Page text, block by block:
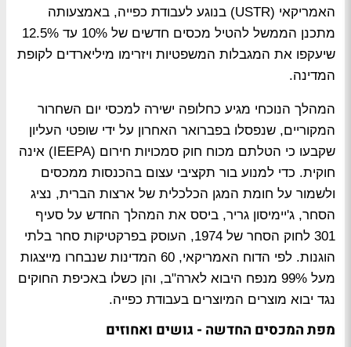
האמריקאי (USTR) בנוגע לעבודת כפייה, באמצעותה
מתכנן הממשל להטיל מכסים חדשים של 10% עד 12.5%
שיעקפו את המגבלות המשפטיות ויזרימו מיליארדים לקופת
המדינה.
המהלך הנוכחי מגיע כחלופה ישירה למכסי יום השחרור
המקוריים, שנפסלו בפברואר האחרון על ידי שופטי העליון
שקבעו כי הטלתם מכוח חוק סמכויות חירום (IEEPA) אינה
חוקית. כדי למנוע בור תקציבי עצום בהכנסות ממכסים
ולשמור על חומת המגן הכלכלית של ארצות הברית, נציג
הסחר, ג'יימיסון גריר, ביסס את המהלך החדש על סעיף
301 לחוק הסחר של 1974, העוסק בפרקטיקות סחר בלתי
הוגנות. לפי הדוח האמריקאי, 60 המדינות שנבחרו מייצגות
מעל 99% מנפח היבוא לארה"ב, והן כשלו באכיפת החוקים
נגד יבוא מוצרים המיוצרים בעבודת כפייה.
מפת המכסים החדשה - גושים ואחוזים